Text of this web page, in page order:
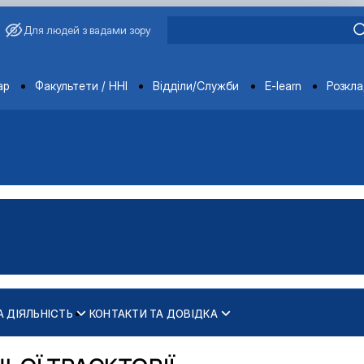
Для людей з вадами зору
Факультети / ННІ Відділи/Служби E-learn
М."
ДІЯЛЬНІСТЬ КОНТАКТИ ТА ДОВІДКА